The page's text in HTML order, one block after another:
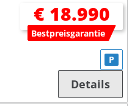
€ 18.990
Bestpreisgarantie
P
Details